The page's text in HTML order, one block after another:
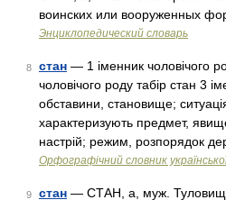
воинских или вооруженных
Энциклопедический словарь
8 стан — 1 іменник чоловічого
чоловічого роду табір стан 3
обставини, становище;
характеризують предмет,
настрій; режим, розпорядок
Орфографічний словник
9 стан — СТАН, а, муж.